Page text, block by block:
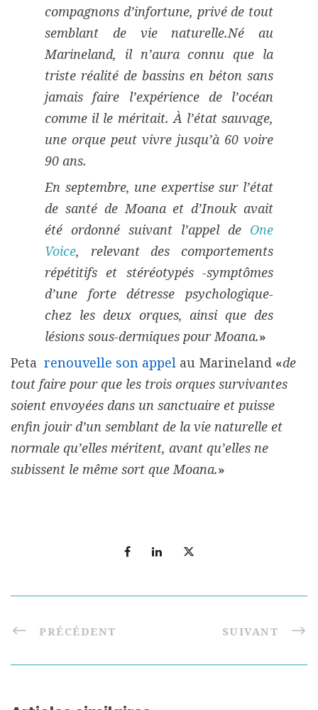
compagnons d’infortune, privé de tout
semblant de vie naturelle.Né au
Marineland, il n’aura connu que la
triste réalité de bassins en béton sans
jamais faire l’expérience de l’océan
comme il le méritait. À l’état sauvage,
une orque peut vivre jusqu’à 60 voire
90 ans.
En septembre, une expertise sur l’état
de santé de Moana et d’Inouk avait
été ordonné suivant l’appel de One
Voice, relevant des comportements
répétitifs et stéréotypés -symptômes
d’une forte détresse psychologique-
chez les deux orques, ainsi que des
lésions sous-dermiques pour Moana.»
Peta renouvelle son appel au Marineland «de
tout faire pour que les trois orques survivantes
soient envoyées dans un sanctuaire et puisse
enfin jouir d’un semblant de la vie naturelle et
normale qu’elles méritent, avant qu’elles ne
subissent le même sort que Moana.»
PRÉCÉDENT SUIVANT